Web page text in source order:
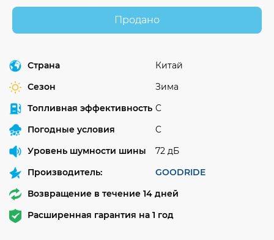
Продано
Страна
Китай
Сезон
Зима
Топливная эффективность C
Погодные условия
C
Уровень шумности шины
72 дБ
Производитель:
GOODRIDE
Возвращение в течение 14 дней
Расширенная гарантия на 1 год